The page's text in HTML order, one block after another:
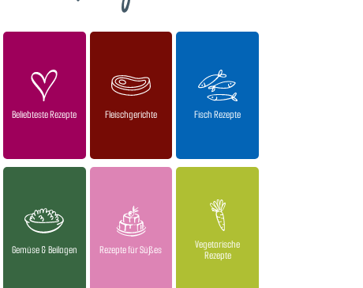
Beliebteste Rezepte Fleischgerichte Fisch Rezepte
Gemüse & Beilagen Rezepte für Süßes
Vegetarische
Rezepte